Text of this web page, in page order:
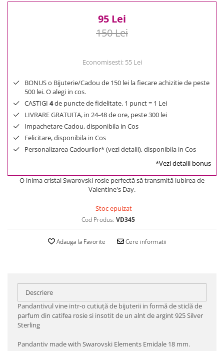
500 Lei - 1000 Lei
95 Lei
150 Lei
Economisesti: 55 Lei
BONUS o Bijuterie/Cadou de 150 lei la fiecare achizitie de peste
500 lei. O alegi in cos.
CASTIGI 4de puncte de fidelitate. 1 punct = 1 Lei
LIVRARE GRATUITA, in 24-48 de ore, peste 300 lei
Impachetare Cadou, disponibila in Cos
Felicitare, disponibila in Cos
Personalizarea Cadourilor* (vezi detalii), disponibila in Cos
*Vezi detalii bonus
O inima cristal Swarovski rosie perfectă să transmită iubirea de
Valentine's Day.
Stoc epuizat
Cod Produs: VD345
Adauga la Favorite Cere informatii
Descriere
Pandantivul vine intr-o cutiuţă de bijuterii in formă de sticlă de
parfum din catifea rosie si insotit de un alnt de argint 925 Silver
Sterling
Pandantiv made with Swarovski Elements Emidale 18 mm.